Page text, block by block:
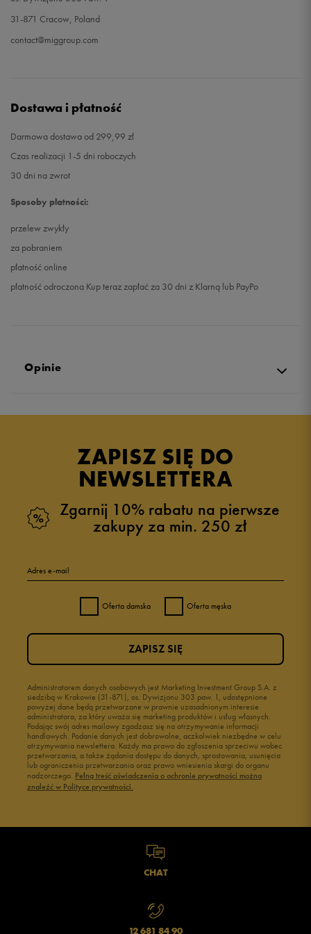
31-871 Cracow, Poland
contact@miggroup.com
Dostawa i płatność
Darmowa dostawa od 299,99 zł
Czas realizacji 1-5 dni roboczych
30 dni na zwrot
Sposoby płatności:
przelew zwykły
za pobraniem
płatność online
płatność odroczona Kup teraz zapłać za 30 dni z Klarną lub PayPo
Opinie
ZAPISZ SIĘ DO
NEWSLETTERA
Zgarnij 10% rabatu na pierwsze
zakupy za min. 250 zł
Adres e-mail
Oferta damska Oferta męska
Administratorem danych osobowych jest Marketing Investment Group S.A. z
siedzibą w Krakowie (31-871), os. Dywizjonu 303 paw. 1, udostępnione
powyżej dane będą przetwarzane w prawnie uzasadnionym interesie
administratora, za który uważa się marketing produktów i usług własnych.
Podając swój adres mailowy zgadzasz się na otrzymywanie informacji
handlowych. Podanie danych jest dobrowolne, aczkolwiek niezbędne w celu
otrzymywania newslettera. Każdy ma prawo do zgłoszenia sprzeciwu wobec
przetwarzania, a także żądania dostępu do danych, sprostowania, usunięcia
lub ograniczenia przetwarzania oraz prawo wniesienia skargi do organu
nadzorczego. Pełną treść oświadczenia o ochronie prywatności można
znaleźć w Polityce prywatności.
ZAPISZ SIĘ
CHAT
12 681 84 90